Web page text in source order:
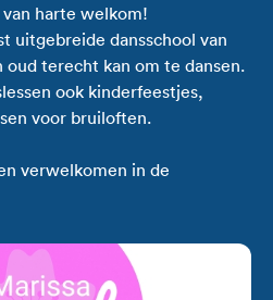
harte welkom!
uitgebreide dansschool van
oud terecht kan om te dansen.
ook kinderfeestjes,
voor bruiloften.
verwelkomen in de